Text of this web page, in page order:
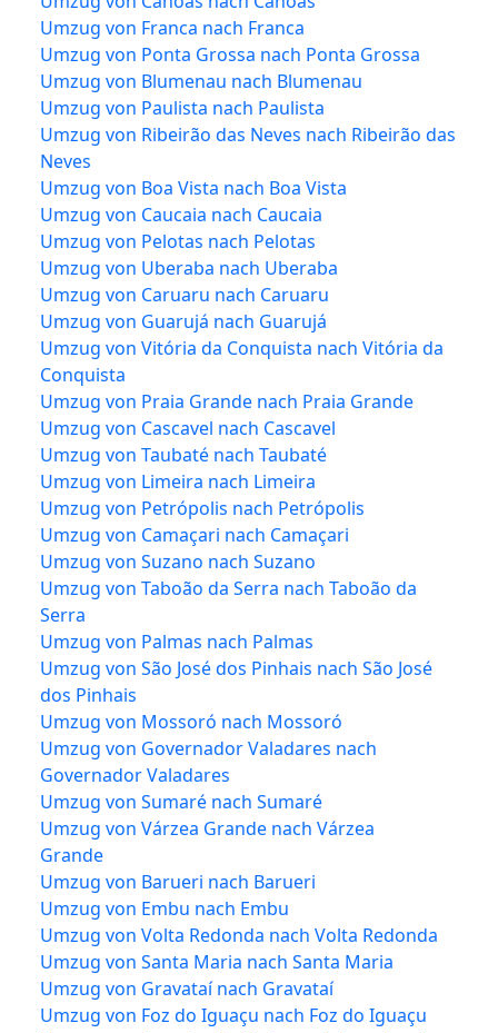
Umzug von Franca nach Franca
Umzug von Ponta Grossa nach Ponta Grossa
Umzug von Blumenau nach Blumenau
Umzug von Paulista nach Paulista
Umzug von Ribeirão das Neves nach Ribeirão das
Neves
Umzug von Boa Vista nach Boa Vista
Umzug von Caucaia nach Caucaia
Umzug von Pelotas nach Pelotas
Umzug von Uberaba nach Uberaba
Umzug von Caruaru nach Caruaru
Umzug von Guarujá nach Guarujá
Umzug von Vitória da Conquista nach Vitória da
Conquista
Umzug von Praia Grande nach Praia Grande
Umzug von Cascavel nach Cascavel
Umzug von Taubaté nach Taubaté
Umzug von Limeira nach Limeira
Umzug von Petrópolis nach Petrópolis
Umzug von Camaçari nach Camaçari
Umzug von Suzano nach Suzano
Umzug von Taboão da Serra nach Taboão da
Serra
Umzug von Palmas nach Palmas
Umzug von São José dos Pinhais nach São José
dos Pinhais
Umzug von Mossoró nach Mossoró
Umzug von Governador Valadares nach
Governador Valadares
Umzug von Sumaré nach Sumaré
Umzug von Várzea Grande nach Várzea
Grande
Umzug von Barueri nach Barueri
Umzug von Embu nach Embu
Umzug von Volta Redonda nach Volta Redonda
Umzug von Santa Maria nach Santa Maria
Umzug von Gravataí nach Gravataí
Umzug von Foz do Iguaçu nach Foz do Iguaçu